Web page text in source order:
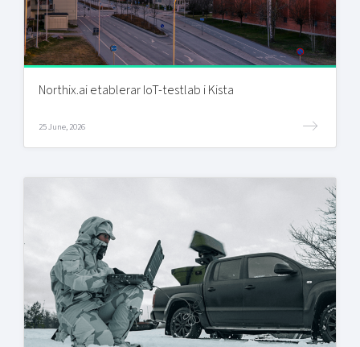
Northix.ai etablerar IoT-testlab i Kista
25 June, 2026